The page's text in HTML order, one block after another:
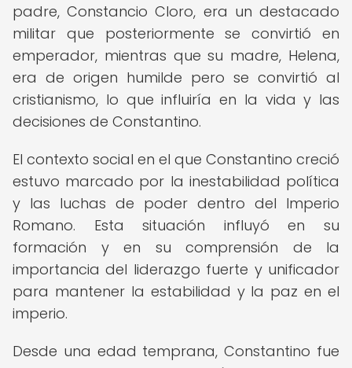
padre, Constancio Cloro, era un destacado
militar que posteriormente se convirtió en
emperador, mientras que su madre, Helena,
era de origen humilde pero se convirtió al
cristianismo, lo que influiría en la vida y las
decisiones de Constantino.
El contexto social en el que Constantino creció
estuvo marcado por la inestabilidad política
y las luchas de poder dentro del Imperio
Romano. Esta situación influyó en su
formación y en su comprensión de la
importancia del liderazgo fuerte y unificador
para mantener la estabilidad y la paz en el
imperio.
Desde una edad temprana, Constantino fue